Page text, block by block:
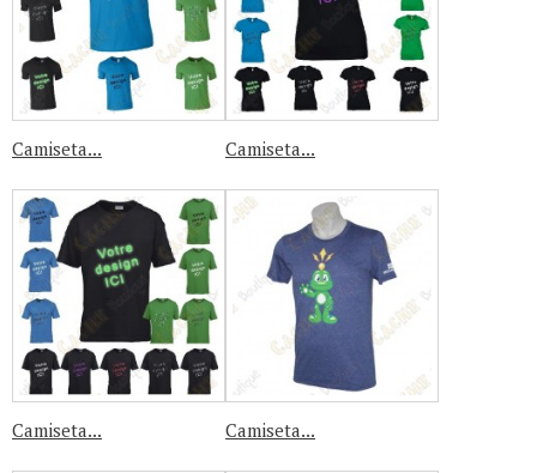
Camiseta... Camiseta...
Camiseta... Camiseta...